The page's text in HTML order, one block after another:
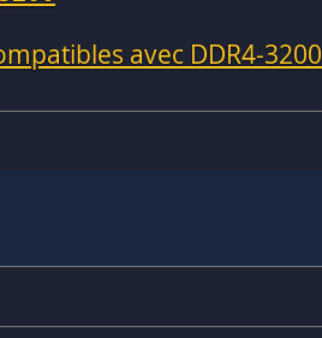
avec DDR4-3200